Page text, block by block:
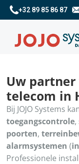
+32 89 85 86 87
Uw
telecom in
Bij JOJO Systems
toegangscontrole,
poorten,
alarmsystemen (
Professionele